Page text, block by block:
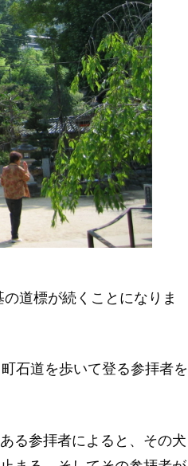
道標が続くことになりま
石道を歩いて登る参拝者を
る参拝者によると、その犬